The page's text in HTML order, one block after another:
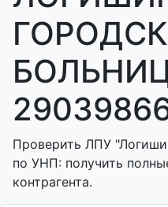
Проверить ЛПУ
по УНП: получить
контрагента.